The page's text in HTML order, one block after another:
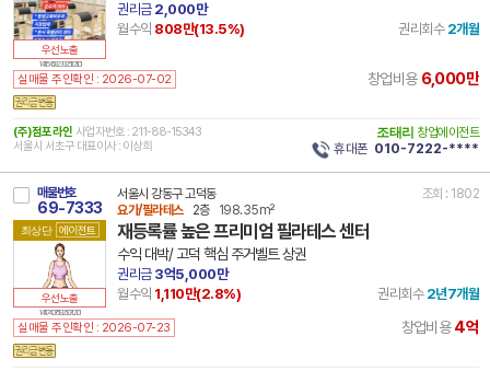
우선노출
14 11545 8239 251121 101
권리금2,000만
월수익 808만(13.5%) 권리회수 2개월
실매물 주인확인 : 2026-07-02 창업비용 6,000만
(주)점포라인 사업자번호 : 211-88-15343
서울시 서초구 대표이사 : 이상희
조태리 창업에이전트
휴대폰 010-7222-****
매물번호
69-7333
최상단 에이전트
우선노출
14 11740 7619 250712 101
서울시 강동구 고덕동
조회 : 1802
요가/필라테스
2층 198.35m²
재등록률 높은 프리미엄 필라테스 센터
수익 대박/ 고덕 핵심 주거벨트 상권
권리금3억5,000만
월수익 1,110만(2.8%) 권리회수 2년7개월
실매물 주인확인 : 2026-07-23 창업비용4억